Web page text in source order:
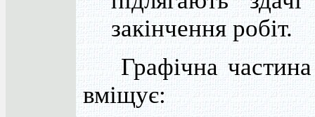
закінчення робіт.
Графічна частина
вміщує: